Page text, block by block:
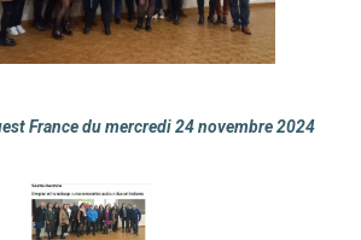
France du mercredi 24 novembre 2024